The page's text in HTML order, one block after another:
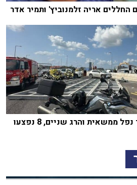
אריה זלמנוביץ' ותמיר אדר